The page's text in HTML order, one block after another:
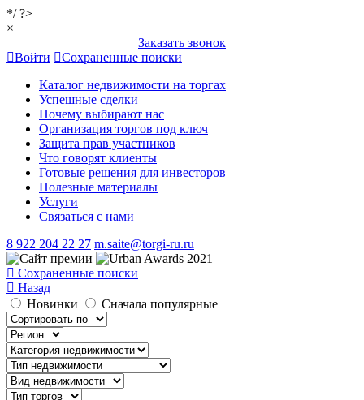
*/ ?>
×
Заказать звонок
Войти
Сохраненные поиски
Каталог недвижимости на торгах
Успешные сделки
Почему выбирают нас
Организация торгов под ключ
Защита прав участников
Что говорят клиенты
Готовые решения для инвесторов
Полезные материалы
Услуги
Связаться с нами
8 922 204 22 27 m.saite@torgi-ru.ru
Сохраненные поиски
Назад
Новинки
Сначала популярные